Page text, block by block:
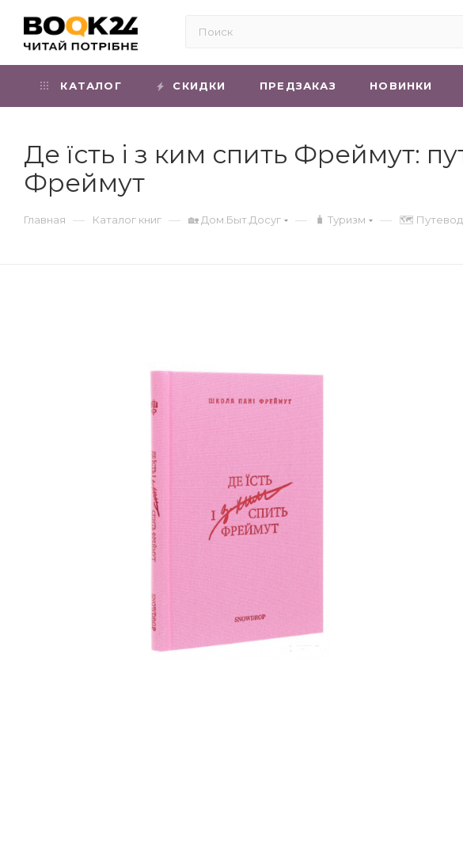
КАТАЛОГ СКИДКИ ПРЕДЗАКАЗ НОВИНКИ
Де їсть і з ким спить Фреймут:
Фреймут
Главная — Каталог книг — 🏡 Дом.Быт.Досуг — 🧳 Туризм — 🗺